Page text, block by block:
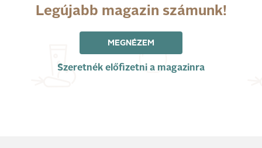
Legújabb magazin számunk!
MEGNÉZEM
Szeretnék előfizetni a magazinra